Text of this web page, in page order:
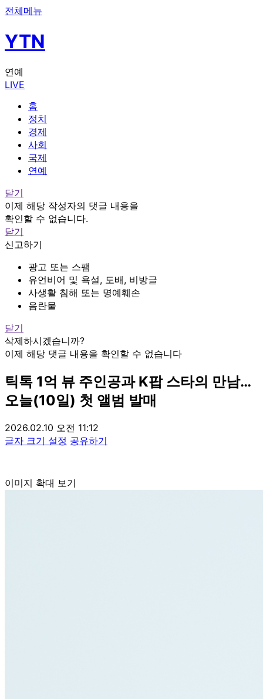
전체메뉴
YTN
연예
LIVE
홈
정치
경제
사회
국제
연예
닫기
이제 해당 작성자의 댓글 내용을
확인할 수 없습니다.
닫기
신고하기
광고 또는 스팸
유언비어 및 욕설, 도배, 비방글
사생활 침해 또는 명예훼손
음란물
닫기
삭제하시겠습니까?
이제 해당 댓글 내용을 확인할 수 없습니다
틱톡 1억 뷰 주인공과 K팝 스타의 만남…
오늘(10일) 첫 앨범 발매
2026.02.10 오전 11:12
글자 크기 설정 공유하기
이미지 확대 보기